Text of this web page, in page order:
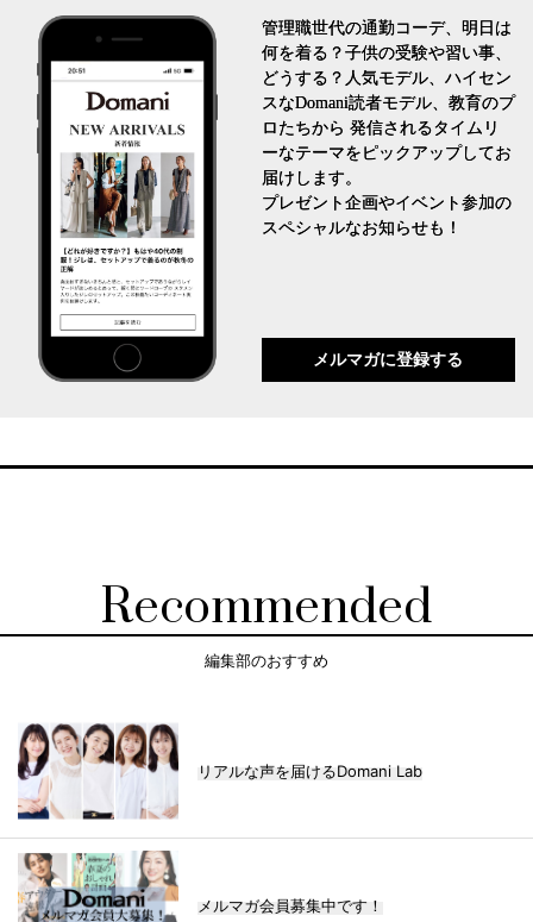
管理職世代の通勤コーデ、明日は
何を着る？子供の受験や習い事、
どうする？人気モデル、ハイセン
スなDomani読者モデル、教育のプ
ロたちから 発信されるタイムリ
ーなテーマをピックアップしてお
届けします。
プレゼント企画やイベント参加の
スペシャルなお知らせも！
メルマガに登録する
Recommended
編集部のおすすめ
リアルな声を届けるDomani Lab
メルマガ会員募集中です！